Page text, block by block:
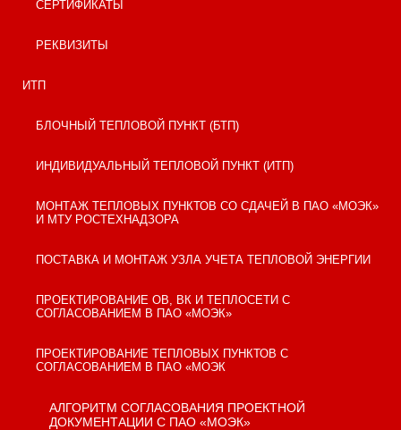
СЕРТИФИКАТЫ
РЕКВИЗИТЫ
ИТП
БЛОЧНЫЙ ТЕПЛОВОЙ ПУНКТ (БТП)
ИНДИВИДУАЛЬНЫЙ ТЕПЛОВОЙ ПУНКТ (ИТП)
МОНТАЖ ТЕПЛОВЫХ ПУНКТОВ СО СДАЧЕЙ В ПАО «МОЭК»
И МТУ РОСТЕХНАДЗОРА
ПОСТАВКА И МОНТАЖ УЗЛА УЧЕТА ТЕПЛОВОЙ ЭНЕРГИИ
ПРОЕКТИРОВАНИЕ ОВ, ВК И ТЕПЛОСЕТИ С
СОГЛАСОВАНИЕМ В ПАО «МОЭК»
ПРОЕКТИРОВАНИЕ ТЕПЛОВЫХ ПУНКТОВ С
СОГЛАСОВАНИЕМ В ПАО «МОЭК
АЛГОРИТМ СОГЛАСОВАНИЯ ПРОЕКТНОЙ
ДОКУМЕНТАЦИИ С ПАО «МОЭК»